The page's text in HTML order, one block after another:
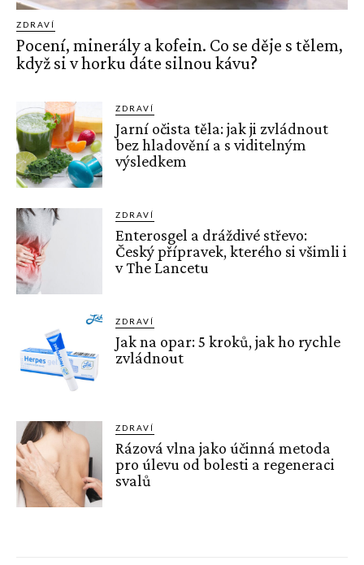
ZDRAVÍ
Pocení, minerály a kofein. Co se děje s tělem,
když si v horku dáte silnou kávu?
ZDRAVÍ
Jarní očista těla: jak ji zvládnout
bez hladovění a s viditelným
výsledkem
ZDRAVÍ
Enterosgel a dráždivé střevo:
Český přípravek, kterého si všimli i
v The Lancetu
ZDRAVÍ
Jak na opar: 5 kroků, jak ho rychle
zvládnout
ZDRAVÍ
Rázová vlna jako účinná metoda
pro úlevu od bolesti a regeneraci
svalů